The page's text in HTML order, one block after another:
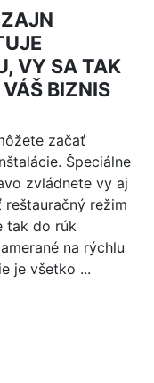
VY SA TAK
BIZNIS
začať
Špeciálne
zvládnete vy aj
režim
tak do rúk
na rýchlu
je všetko ...